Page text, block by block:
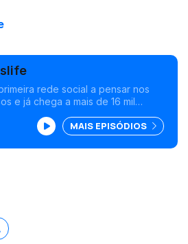
rede social a pensar nos
e já chega a mais de 16 mil
o isolamento, transformando a
como os mais velhos estão ligados
MAIS EPISÓDIOS